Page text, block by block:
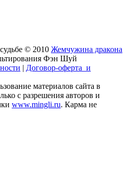
© 2010 Жемчужина дракона
Фэн Шуй
| Договор-оферта и
материалов сайта в
с разрешения авторов и
www.mingli.ru. Карма не